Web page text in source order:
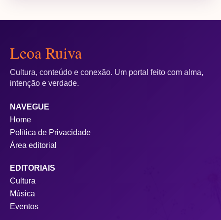
Leoa Ruiva
Cultura, conteúdo e conexão. Um portal feito com alma,
intenção e verdade.
NAVEGUE
Home
Política de Privacidade
Área editorial
EDITORIAIS
Cultura
Música
Eventos